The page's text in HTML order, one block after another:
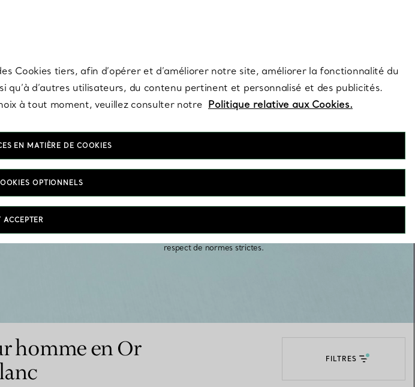
Alliances pour homme
tous ses diamants, du plus petit au plus grand, avec un savoir-faire inégalé et dans le
respect de normes strictes.
homme en Or
FILTRES
Cookies tiers, afin d’opérer et d’améliorer notre site, améliorer la fonctionnalité du
d’autres utilisateurs, du contenu pertinent et personnalisé et des publicités.
à tout moment, veuillez consulter notre Politique relative aux Cookies.
EN MATIÈRE DE COOKIES
OPTIONNELS
ACCEPTER